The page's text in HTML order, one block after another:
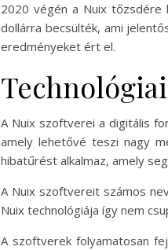
2020 végén a Nuix
dollárra becsülték, ami
eredményeket ért el.
A Nuix szoftverei a digitális
amely lehetővé teszi nagy
hibatűrést alkalmaz, amely
A Nuix szoftvereit számos
Nuix technológiája így nem
A szoftverek folyamatosan